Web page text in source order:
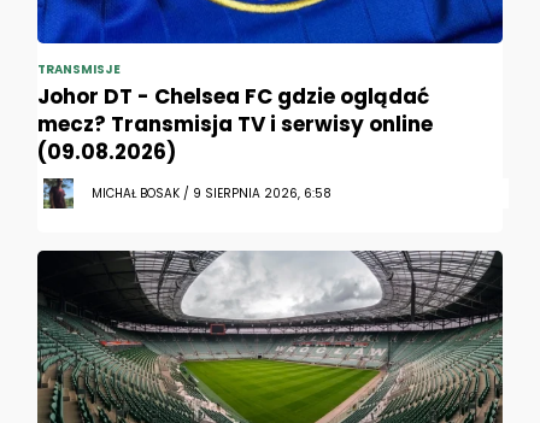
TRANSMISJE
Johor DT - Chelsea FC gdzie oglądać
mecz? Transmisja TV i serwisy online
(09.08.2026)
MICHAŁ BOSAK / 9 SIERPNIA 2026, 6:58